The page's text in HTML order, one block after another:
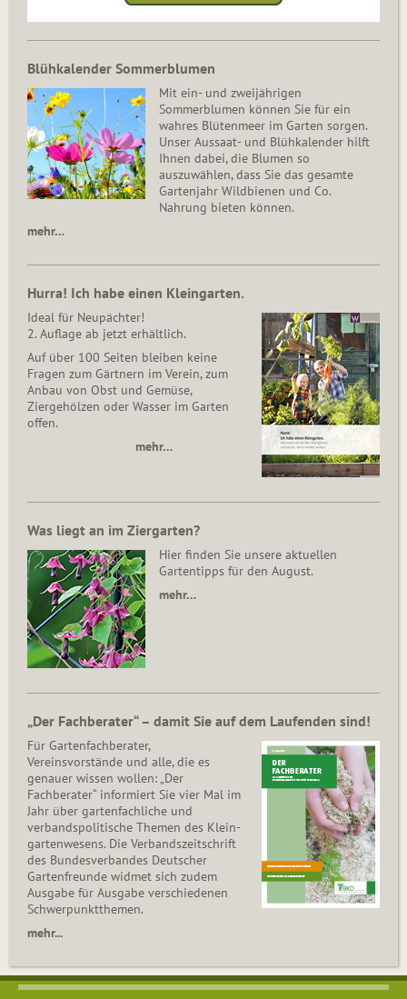
Blühkalender Sommerblumen
Mit ein- und zweijährigen
Sommerblumen können Sie für ein
wahres Blütenmeer im Garten sorgen.
Unser Aussaat- und Blühkalender hilft
Ihnen dabei, die Blumen so
auszuwählen, dass Sie das gesamte
Gartenjahr Wildbienen und Co.
Nahrung bieten können.
mehr…
Hurra! Ich habe einen Kleingarten.
Ideal für Neupächter!
2. Auflage ab jetzt erhältlich.
Auf über 100 Seiten bleiben keine
Fragen zum Gärtnern im Verein, zum
Anbau von Obst und Gemüse,
Ziergehölzen oder Wasser im Garten
offen.
mehr…
Was liegt an im Ziergarten?
Hier finden Sie unsere aktuellen
Gartentipps für den August.
mehr…
„Der Fachberater“ – damit Sie auf dem Laufenden sind!
Für Gartenfachberater,
Vereinsvorstände und alle, die es
genauer wissen wollen: „Der
Fachberater“ informiert Sie vier Mal im
Jahr über gartenfachliche und
verbandspolitische Themen des Klein­
gar­ten­wesens. Die Ver­bands­zeit­schrift
des Bun­des­ver­ban­des Deutscher
Gartenfreunde widmet sich zudem
Ausgabe für Ausgabe verschiedenen
Schwer­punkt­the­men.
mehr...